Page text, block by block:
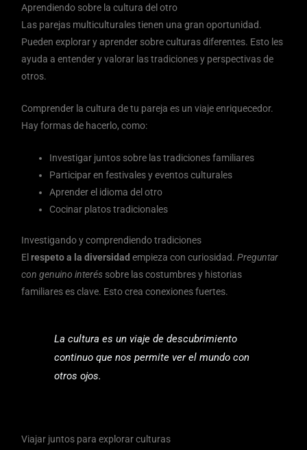
Aprendiendo sobre la cultura del otro
Las parejas multiculturales tienen una gran oportunidad.
Pueden explorar y aprender sobre culturas diferentes. Esto les
ayuda a entender y valorar las tradiciones y perspectivas de
otros.
Comprender la cultura de tu pareja es un viaje enriquecedor.
Hay formas de hacerlo, como:
Investigar juntos sobre las tradiciones familiares
Participar en festivales y eventos culturales
Aprender el idioma del otro
Cocinar platos tradicionales
Investigando y comprendiendo tradiciones
Elrespeto a la diversidad empieza con curiosidad.Preguntar
con genuino interés sobre las costumbres y historias
familiares es clave. Esto crea conexiones fuertes.
La cultura es un viaje de descubrimiento
continuo que nos permite ver el mundo con
otros ojos.
Viajar juntos para explorar culturas